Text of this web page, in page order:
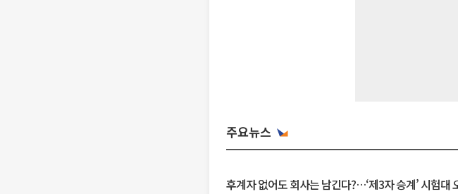
주요뉴스
후계자 없어도 회사는 남긴다?…‘제3자 승계’ 시험대